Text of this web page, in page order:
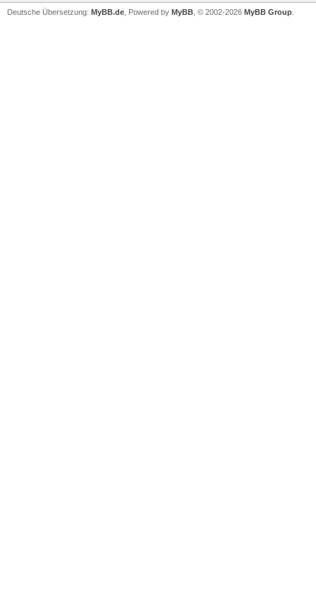
Deutsche Übersetzung: MyBB.de , Powered by MyBB , © 2002-2026 MyBB Group